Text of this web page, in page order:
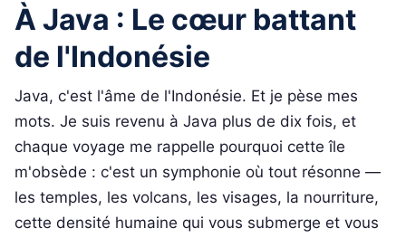
À Java : Le cœur battant
de l'Indonésie
Java, c'est l'âme de l'Indonésie. Et je pèse mes
mots. Je suis revenu à Java plus de dix fois, et
chaque voyage me rappelle pourquoi cette île
m'obsède : c'est un symphonie où tout résonne —
les temples, les volcans, les visages, la nourriture,
cette densité humaine qui vous submerge et vous